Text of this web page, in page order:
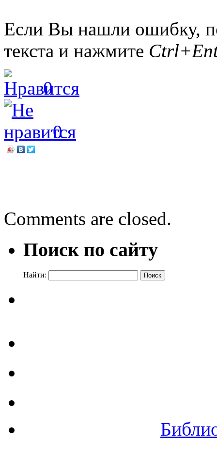
Если Вы нашли ошибку,
текста и нажмите
0
0
Comments are closed.
Поиск по сайту
Найти: